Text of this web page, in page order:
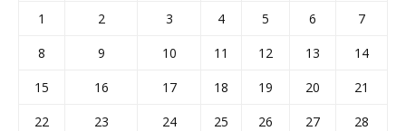
1 2 3 4 5 6
7
8
9 10 11 12 13
14
15
16 17 18 19 20
21
22
23 24 25 26 27
28